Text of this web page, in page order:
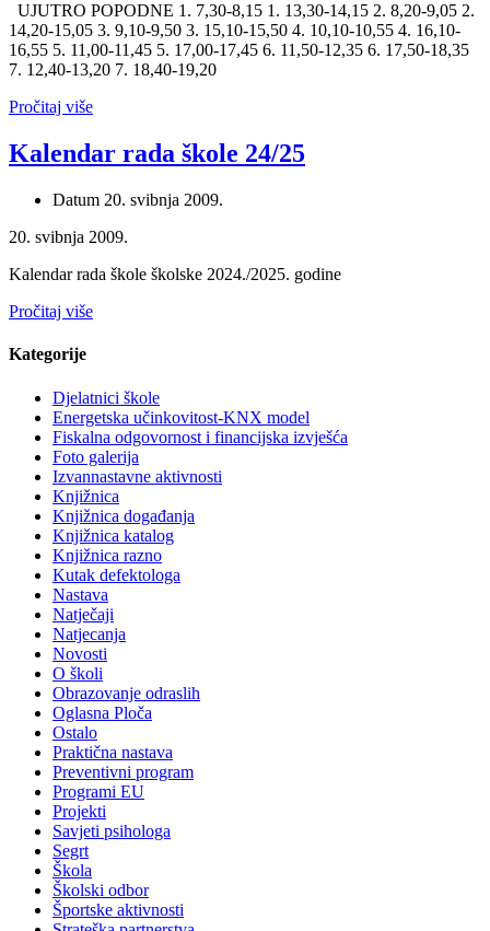
UJUTRO POPODNE 1. 7,30-8,15 1. 13,30-14,15 2. 8,20-9,05 2.
14,20-15,05 3. 9,10-9,50 3. 15,10-15,50 4. 10,10-10,55 4. 16,10-
16,55 5. 11,00-11,45 5. 17,00-17,45 6. 11,50-12,35 6. 17,50-18,35
7. 12,40-13,20 7. 18,40-19,20
Pročitaj više
Kalendar rada škole 24/25
Datum 20. svibnja 2009.
20. svibnja 2009.
Kalendar rada škole školske 2024./2025. godine
Pročitaj više
Kategorije
Djelatnici škole
Energetska učinkovitost-KNX model
Fiskalna odgovornost i financijska izvješća
Foto galerija
Izvannastavne aktivnosti
Knjižnica
Knjižnica događanja
Knjižnica katalog
Knjižnica razno
Kutak defektologa
Nastava
Natječaji
Natjecanja
Novosti
O školi
Obrazovanje odraslih
Oglasna Ploča
Ostalo
Praktična nastava
Preventivni program
Programi EU
Projekti
Savjeti psihologa
Segrt
Škola
Školski odbor
Športske aktivnosti